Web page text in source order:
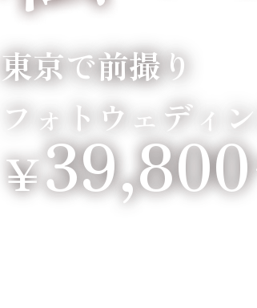
東京で前撮り
フォトウェディ
￥